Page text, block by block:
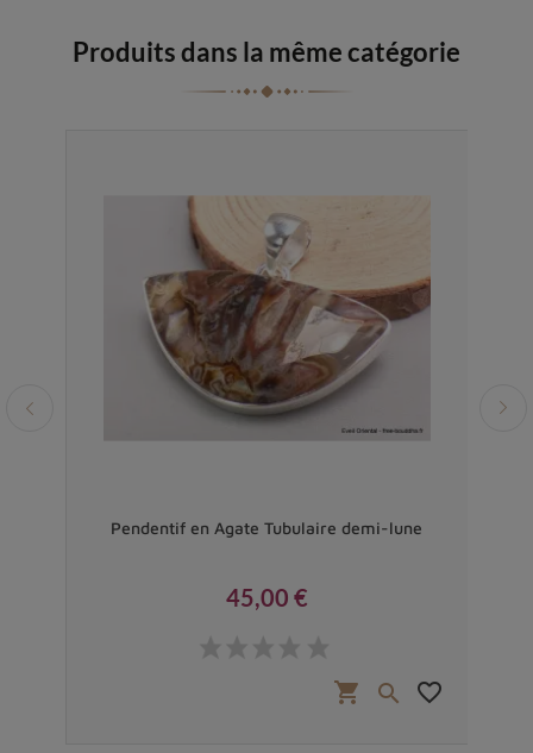
Produits dans la même catégorie
Pendentif en Agate Tubulaire demi-lune
45,00 €
shopping_cart  favorite_border